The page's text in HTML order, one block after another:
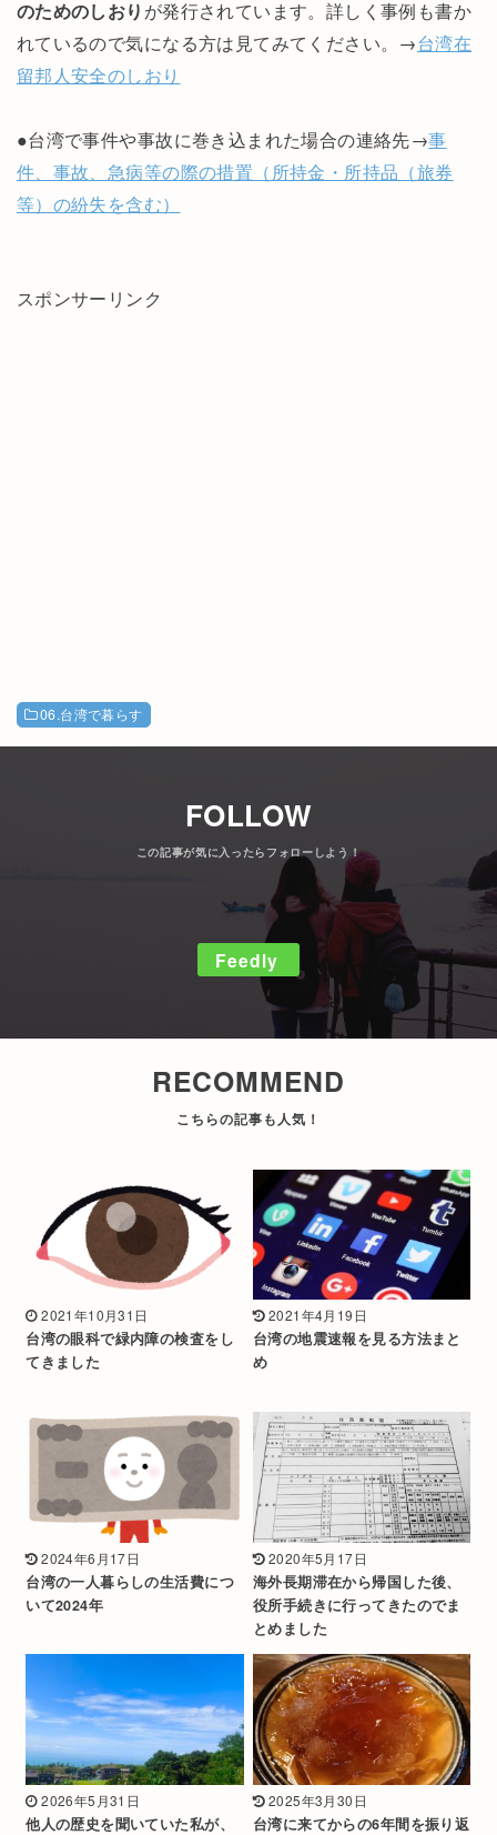
のためのしおり が発行されています。詳しく事例も書か
れているので気になる方は見てみてください。→台湾在
留邦人安全のしおり
●台湾で事件や事故に巻き込まれた場合の連絡先→事
件、事故、急病等の際の措置（所持金・所持品（旅券
等）の紛失を含む）
スポンサーリンク
06.台湾で暮らす
FOLLOW
Feedly
RECOMMEND
2021年10月31日
台湾の眼科で緑内障の検査をし
てきました
2021年4月19日
台湾の地震速報を見る方法まと
め
2024年6月17日
台湾の一人暮らしの生活費につ
いて2024年
2020年5月17日
海外長期滞在から帰国した後、
役所手続きに行ってきたのでま
とめました
2026年5月31日
他人の歴史を聞いていた私が、
2025年3月30日
台湾に来てからの6年間を振り返